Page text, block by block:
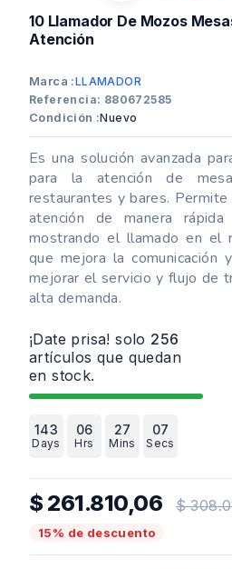
10 Llamador De Mozos
Atención
Marca :LLAMADOR
Referencia: 880672585
Condición :Nuevo
Es una solución avanzada
para la atención de
restaurantes y bares.
atención de manera
mostrando el llamado en el
que mejora la comunicación
mejorar el servicio y flujo de
alta demanda.
¡Date prisa! solo 256
artículos que quedan
en stock.
143
Days
06
Hrs
27
Mins
06
Secs
$ 261.810,06 $
15% de descuento